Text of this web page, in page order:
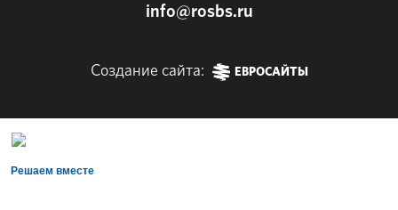
info@rosbs.ru
Создание сайта: ЕВРОСАЙТЫ
Решаем вместе